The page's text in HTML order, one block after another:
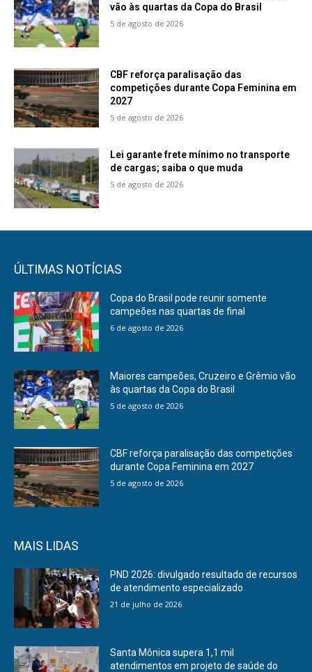
vão às quartas da Copa do Brasil
5 de agosto de 2026
CBF reforça paralisação das
competições durante Copa Feminina em
2027
5 de agosto de 2026
Lei garante frete mínimo no transporte
de cargas; saiba o que muda
5 de agosto de 2026
ÚLTIMAS NOTÍCIAS
Copa do Brasil pode reunir somente
campeões nas quartas de final
6 de agosto de 2026
Maiores campeões, Cruzeiro e Grêmio vão
às quartas da Copa do Brasil
5 de agosto de 2026
CBF reforça paralisação das competições
durante Copa Feminina em 2027
5 de agosto de 2026
MAIS LIDAS
PND 2026: divulgado resultado de recursos
de atendimento especializado
21 de julho de 2026
Santa Mônica supera 1,1 mil
atendimentos em projeto de saúde do